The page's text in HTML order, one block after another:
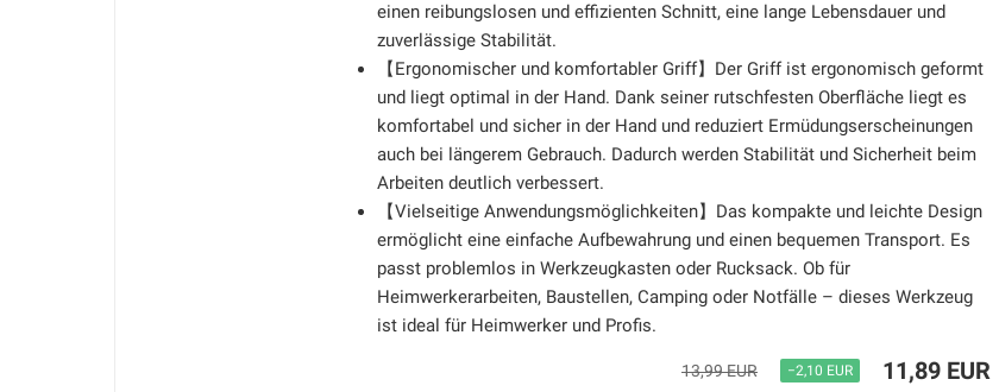
einen reibungslosen und effizienten Schnitt, eine lange Lebensdauer und
zuverlässige Stabilität.
【Ergonomischer und komfortabler Griff】Der Griff ist ergonomisch geformt
und liegt optimal in der Hand. Dank seiner rutschfesten Oberfläche liegt es
komfortabel und sicher in der Hand und reduziert Ermüdungserscheinungen
auch bei längerem Gebrauch. Dadurch werden Stabilität und Sicherheit beim
Arbeiten deutlich verbessert.
【Vielseitige Anwendungsmöglichkeiten】Das kompakte und leichte Design
ermöglicht eine einfache Aufbewahrung und einen bequemen Transport. Es
passt problemlos in Werkzeugkasten oder Rucksack. Ob für
Heimwerkerarbeiten, Baustellen, Camping oder Notfälle – dieses Werkzeug
ist ideal für Heimwerker und Profis.
13,99 EUR −2,10 EUR 11,89 EUR